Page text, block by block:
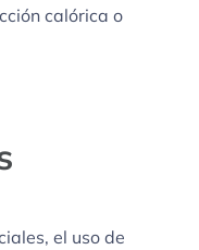
calórica o
el uso de